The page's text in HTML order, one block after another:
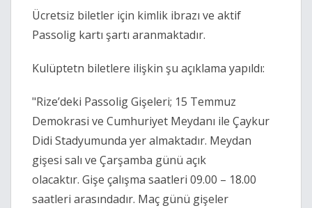
Ücretsiz biletler için kimlik ibrazı ve aktif
Passolig kartı şartı aranmaktadır.
Kulüptetn biletlere ilişkin şu açıklama yapıldı:
"Rize’deki Passolig Gişeleri; 15 Temmuz
Demokrasi ve Cumhuriyet Meydanı ile Çaykur
Didi Stadyumunda yer almaktadır. Meydan
gişesi salı ve Çarşamba günü açık
olacaktır. Gişe çalışma saatleri 09.00 – 18.00
saatleri arasındadır. Maç günü gişeler